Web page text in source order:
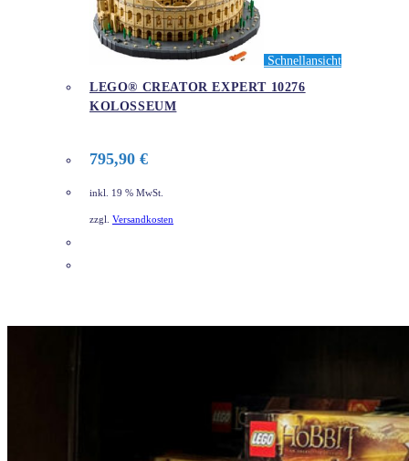
Schnellansicht
LEGO® CREATOR EXPERT 10276
KOLOSSEUM
795,90 €
inkl. 19 % MwSt.
zzgl. Versandkosten